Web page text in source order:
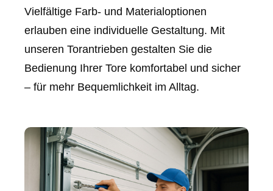
Vielfältige Farb- und Materialoptionen
erlauben eine individuelle Gestaltung. Mit
unseren Torantrieben gestalten Sie die
Bedienung Ihrer Tore komfortabel und sicher
– für mehr Bequemlichkeit im Alltag.